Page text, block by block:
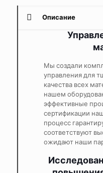
Описание
Мы создали
управления для
качества всех
нашем
эффективные
сертификации
процесс
соответствуют
ожидают наши